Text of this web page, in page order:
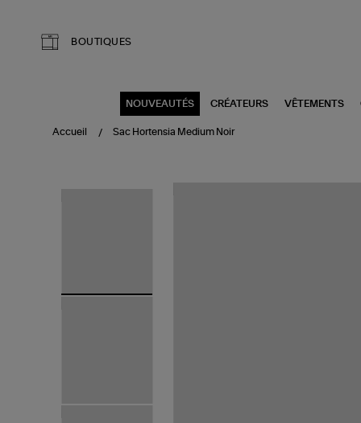
BOUTIQUES
NOUVEAUTÉS CRÉATEURS VÊTEMENTS
Accueil Sac Hortensia Medium Noir